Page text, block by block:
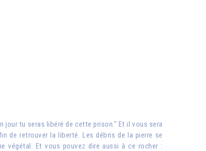
jour tu seras libéré de cette prison." Et il vous sera
de retrouver la liberté. Les débris de la pierre se
végétal. Et vous pouvez dire aussi à ce rocher :